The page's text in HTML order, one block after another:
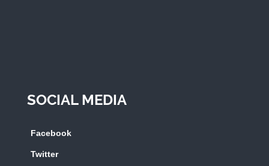
SOCIAL MEDIA
Facebook
Twitter